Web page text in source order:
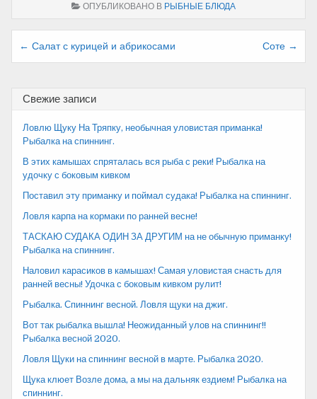
ОПУБЛИКОВАНО В РЫБНЫЕ БЛЮДА
Навигация
записям
← Салат с курицей и абрикосами Соте →
Свежие записи
Ловлю Щуку На Тряпку, необычная уловистая приманка!
Рыбалка на спиннинг.
В этих камышах спряталась вся рыба с реки! Рыбалка на
удочку с боковым кивком
Поставил эту приманку и поймал судака! Рыбалка на спиннинг.
Ловля карпа на кормаки по ранней весне!
ТАСКАЮ СУДАКА ОДИН ЗА ДРУГИМ на не обычную приманку!
Рыбалка на спиннинг.
Наловил карасиков в камышах! Самая уловистая снасть для
ранней весны! Удочка с боковым кивком рулит!
Рыбалка. Спиннинг весной. Ловля щуки на джиг.
Вот так рыбалка вышла! Неожиданный улов на спиннинг!!
Рыбалка весной 2020.
Ловля Щуки на спиннинг весной в марте. Рыбалка 2020.
Щука клюет Возле дома, а мы на дальняк ездием! Рыбалка на
спиннинг.